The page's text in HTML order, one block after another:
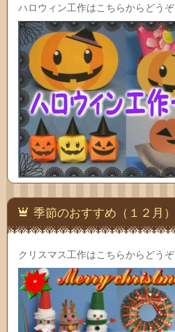
ハロウィン工作はこちらからどうぞ
季節のおすすめ（１２月）
クリスマス工作はこちらからどうぞ